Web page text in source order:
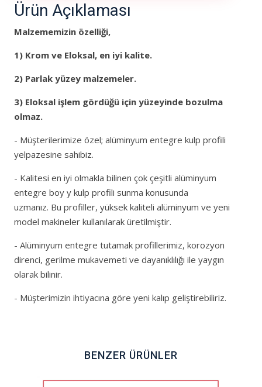
Ürün Açıklaması
Malzememizin özelliği,
1) Krom ve Eloksal, en iyi kalite.
2) Parlak yüzey malzemeler.
3) Eloksal işlem gördüğü için yüzeyinde bozulma
olmaz.
- Müşterilerimize özel; alüminyum entegre kulp profili
yelpazesine sahibiz.
- Kalitesi en iyi olmakla bilinen çok çeşitli alüminyum
entegre boy y kulp profili sunma konusunda
uzmanız. Bu profiller, yüksek kaliteli alüminyum ve yeni
model makineler kullanılarak üretilmiştir.
- Alüminyum entegre tutamak profillerimiz, korozyon
direnci, gerilme mukavemeti ve dayanıklılığı ile yaygın
olarak bilinir.
- Müşterimizin ihtiyacına göre yeni kalıp geliştirebiliriz.
BENZER ÜRÜNLER